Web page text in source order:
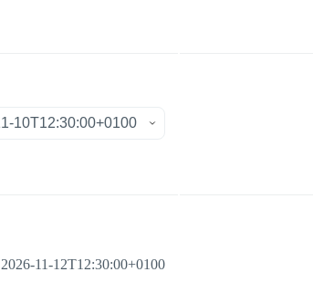
2026-11-12T12:30:00+0100